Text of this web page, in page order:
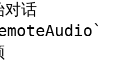
开始对话
音频